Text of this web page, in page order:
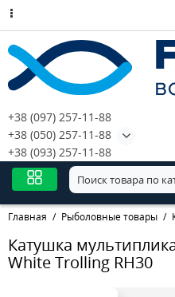
+38 (097) 257-11-88
+38 (050) 257-11-88
+38 (093) 257-11-88
Главная Рыболовные товары
Катушка
White Trolling RH30